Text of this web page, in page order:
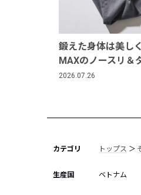
鍛えた身体は美し
MAXのノースリ＆
2026.07.26
カテゴリ トップス ＞
生産国 ベトナム